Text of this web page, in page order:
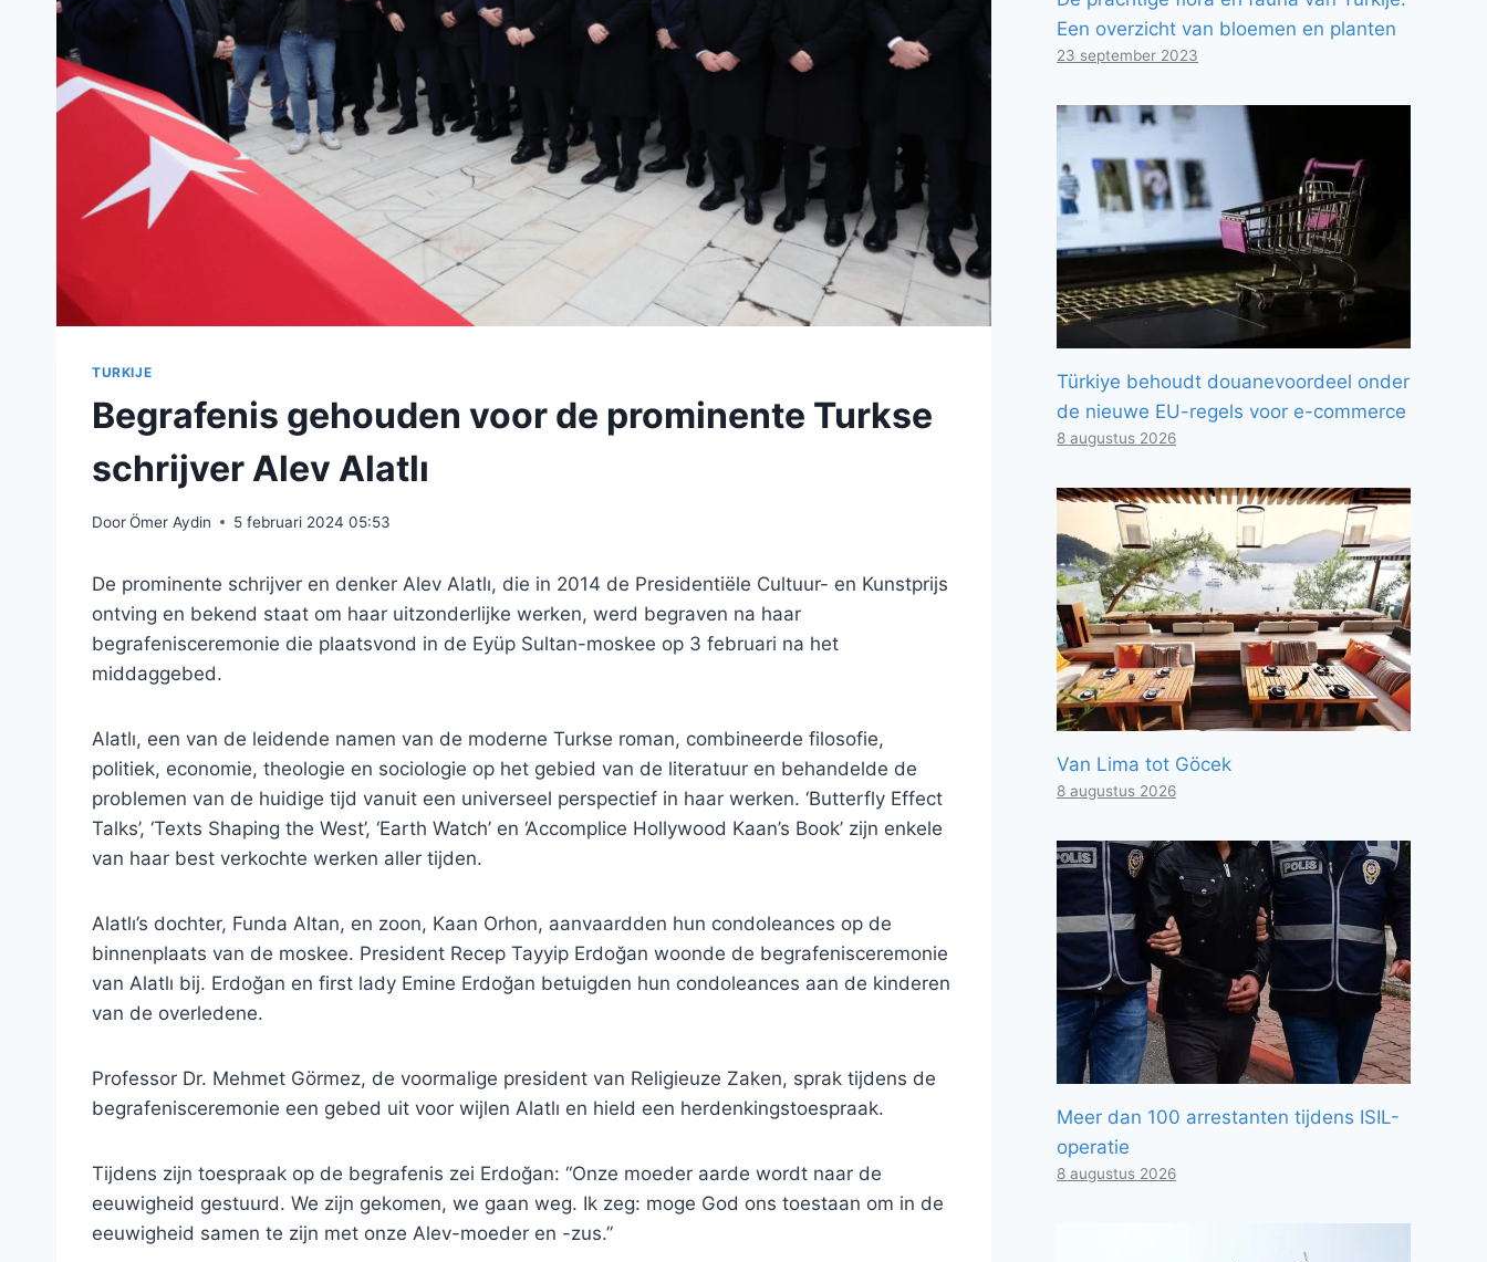
TURKIJE
Begrafenis gehouden voor de prominente Turkse
schrijver Alev Alatlı
DoorÖmer Aydin 5 februari 2024 05:53
De prominente schrijver en denker Alev Alatlı, die in 2014 de Presidentiële Cultuur- en Kunstprijs
ontving en bekend staat om haar uitzonderlijke werken, werd begraven na haar
begrafenisceremonie die plaatsvond in de Eyüp Sultan-moskee op 3 februari na het
middaggebed.
Alatlı, een van de leidende namen van de moderne Turkse roman, combineerde filosofie,
politiek, economie, theologie en sociologie op het gebied van de literatuur en behandelde de
problemen van de huidige tijd vanuit een universeel perspectief in haar werken. ‘Butterfly Effect
Talks’, ‘Texts Shaping the West’, ‘Earth Watch’ en ‘Accomplice Hollywood Kaan’s Book’ zijn enkele
van haar best verkochte werken aller tijden.
Alatlı’s dochter, Funda Altan, en zoon, Kaan Orhon, aanvaardden hun condoleances op de
binnenplaats van de moskee. President Recep Tayyip Erdoğan woonde de begrafenisceremonie
van Alatlı bij. Erdoğan en first lady Emine Erdoğan betuigden hun condoleances aan de kinderen
van de overledene.
Professor Dr. Mehmet Görmez, de voormalige president van Religieuze Zaken, sprak tijdens de
begrafenisceremonie een gebed uit voor wijlen Alatlı en hield een herdenkingstoespraak.
Tijdens zijn toespraak op de begrafenis zei Erdoğan: “Onze moeder aarde wordt naar de
eeuwigheid gestuurd. We zijn gekomen, we gaan weg. Ik zeg: moge God ons toestaan ​​om in de
eeuwigheid samen te zijn met onze Alev-moeder en -zus.”
Een overzicht van bloemen en planten
23 september 2023
Türkiye behoudt douanevoordeel onder
de nieuwe EU-regels voor e-commerce
8 augustus 2026
Van Lima tot Göcek
8 augustus 2026
Meer dan 100 arrestanten tijdens ISIL-
operatie
8 augustus 2026